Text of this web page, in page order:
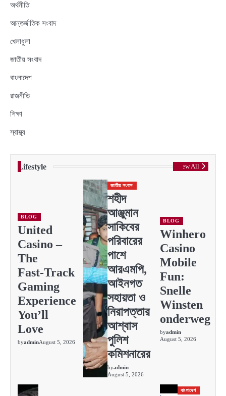
অর্থনীতি
আন্তর্জাতিক সংবাদ
খেলাধুলা
জাতীয় সংবাদ
বাংলাদেশ
রাজনীতি
শিক্ষা
স্বাস্থ্য
Lifestyle View All
BLOG
United
Casino –
The
Fast‑Track
Gaming
Experience
You’ll
Love
byadminAugust 5, 2026
জাতীয় সংবাদ
শহীদ
আঞ্জুমান
সাকিবের
পরিবারের
পাশে
আরএমপি,
আইনগত
সহায়তা ও
নিরাপত্তার
আশ্বাস
পুলিশ
কমিশনারের
byadmin
August 5, 2026
BLOG
Winhero
Casino
Mobile
Fun:
Snelle
Winsten
onderweg
byadmin
August 5, 2026
বাংলাদেশ